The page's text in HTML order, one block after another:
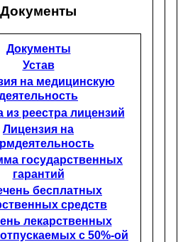
Документы
Документы
Устав
на медицинскую
из реестра лицензий
Лицензия на
государственных
гарантий
бесплатных
средств
лекарственных
с 50%-ой